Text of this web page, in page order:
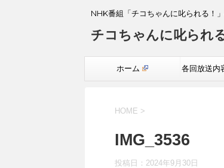
NHK番組「チコちゃんに叱られる！
チコちゃんに叱られ
ホーム 各回放送内
HOME >
IMG_3536
投稿日： 2024年9月30日